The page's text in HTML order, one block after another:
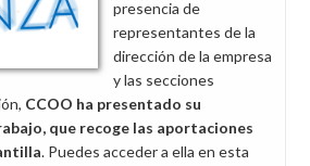
presencia de
representantes de la
dirección de la empresa
y las secciones
CCOO ha presentado su
que recoge las aportaciones
. Puedes acceder a ella en esta